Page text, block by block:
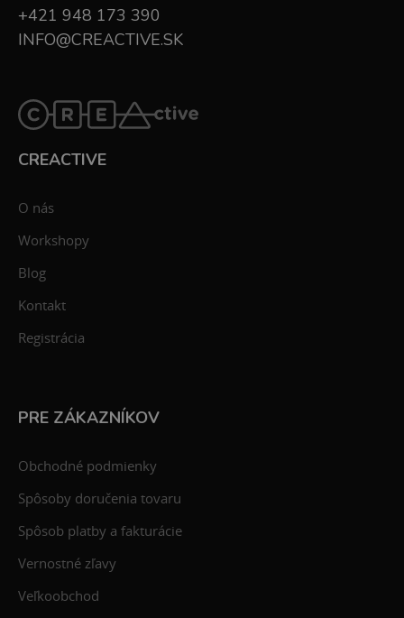
+421 948 173 390
INFO@CREACTIVE.SK
CREACTIVE
O nás
Workshopy
Blog
Kontakt
Registrácia
PRE ZÁKAZNÍKOV
Obchodné podmienky
Spôsoby doručenia tovaru
Spôsob platby a fakturácie
Vernostné zľavy
Veľkoobchod